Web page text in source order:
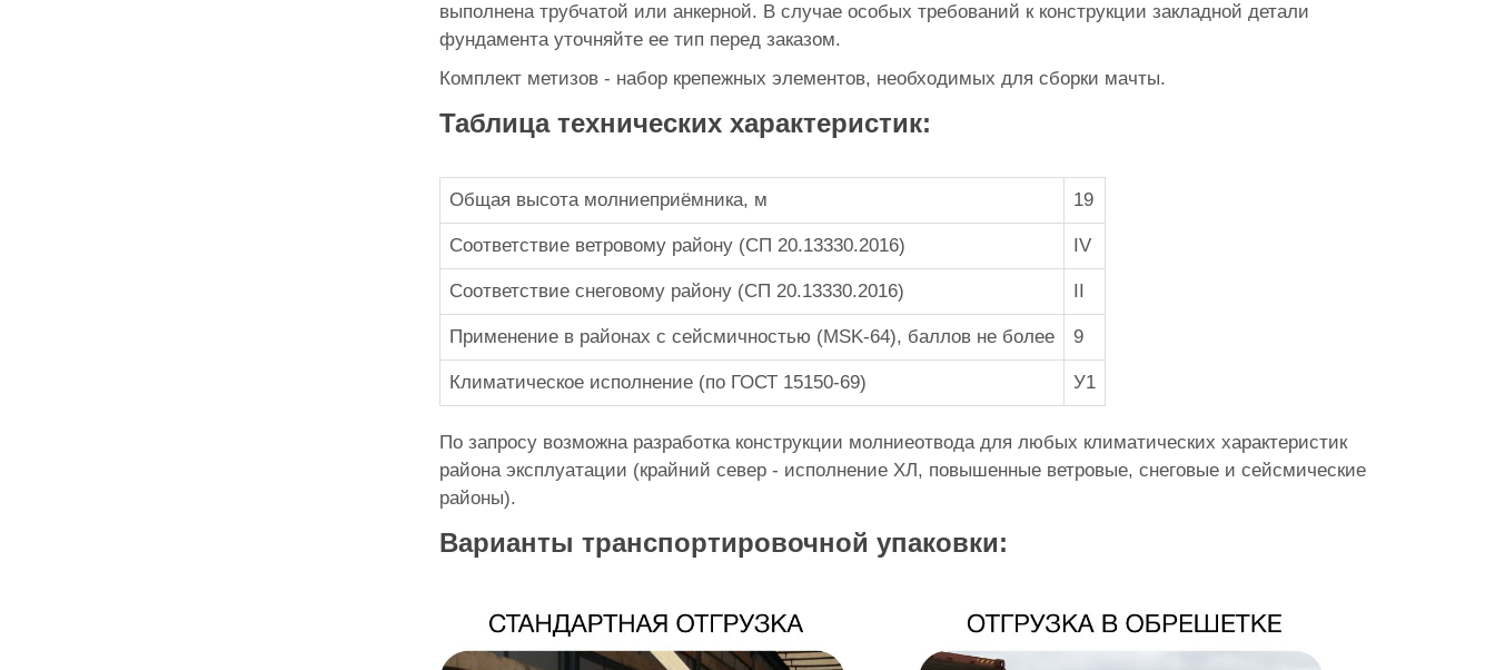
выполнена трубчатой или анкерной. В случае особых требований к конструкции закладной детали
фундамента уточняйте ее тип перед заказом.
Комплект метизов - набор крепежных элементов, необходимых для сборки мачты.
Таблица технических характеристик:
Общая высота молниеприёмника, м 19
Соответствие ветровому району (СП 20.13330.2016) IV
Соответствие снеговому району (СП 20.13330.2016) II
Применение в районах с сейсмичностью (MSK-64), баллов не более 9
Климатическое исполнение (по ГОСТ 15150-69) У1
По запросу возможна разработка конструкции молниеотвода для любых климатических характеристик
района эксплуатации (крайний север - исполнение ХЛ, повышенные ветровые, снеговые и сейсмические
районы).
Варианты транспортировочной упаковки: